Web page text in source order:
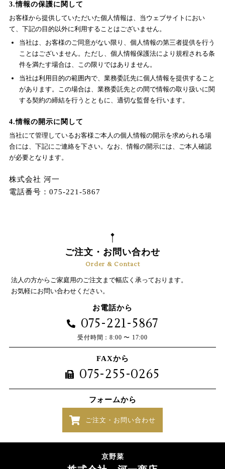
3.情報の保護に関して
お客様から提供していただいた個人情報は、当ウェブサイトにおい
て、下記の目的以外に利用することはございません。
当社は、お客様のご同意がない限り、個人情報の第三者提供を行う
ことはございません。ただし、個人情報保護法により規程される条
件を満たす場合は、この限りではありません。
当社は利用目的の範囲内で、業務委託先に個人情報を提供すること
があります。この場合は、業務委託先との間で情報の取り扱いに関
する契約の締結を行うとともに、適切な監督を行います。
4.情報の開示に関して
当社にて管理しているお客様ご本人の個人情報の開示を求められる場
合には、下記にご連絡を下さい。なお、情報の開示には、ご本人確認
が必要となります。
株式会社 河一
電話番号：075-221-5867
ご注文・お問い合わせ
Order & Contact
法人の方からご家庭用のご注文まで幅広く承っております。
お気軽にお問い合わせください。
お電話から
075-221-5867
受付時間：8:00 〜 17:00
FAXから
075-255-0265
フォームから
ご注文・お問い合わせ
京野菜